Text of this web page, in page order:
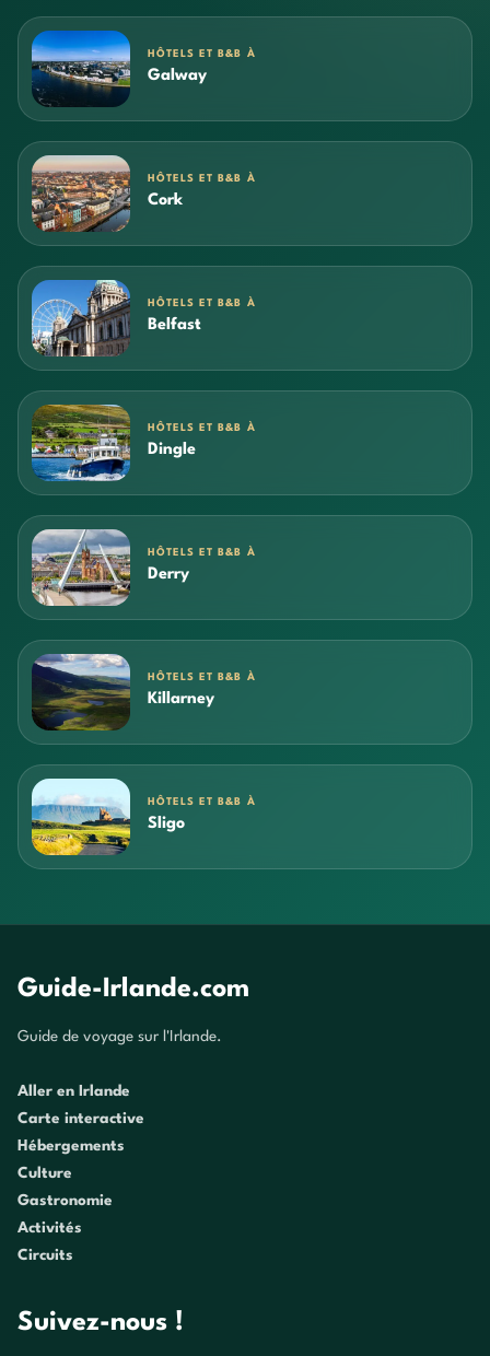
HÔTELS ET B&B À
Galway
HÔTELS ET B&B À
Cork
HÔTELS ET B&B À
Belfast
HÔTELS ET B&B À
Dingle
HÔTELS ET B&B À
Derry
HÔTELS ET B&B À
Killarney
HÔTELS ET B&B À
Sligo
Guide-Irlande.com
Guide de voyage sur l'Irlande.
Aller en Irlande
Carte interactive
Hébergements
Culture
Gastronomie
Activités
Circuits
Suivez-nous !